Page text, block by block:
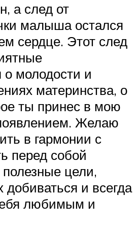
а след от
малыша остался
сердце. Этот след
молодости и
материнства, о
ты принес в мою
Желаю
в гармонии с
перед собой
цели,
добиваться и всегда
любимым и